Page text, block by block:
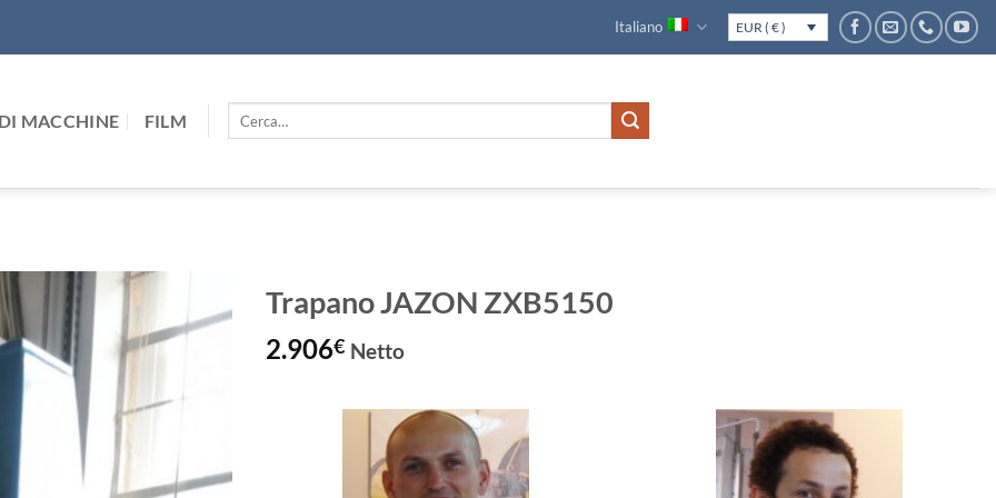
Italiano EUR ( € )
MACCHINE FILM Cerca:
Trapano JAZON ZXB5150
2.906€ Netto